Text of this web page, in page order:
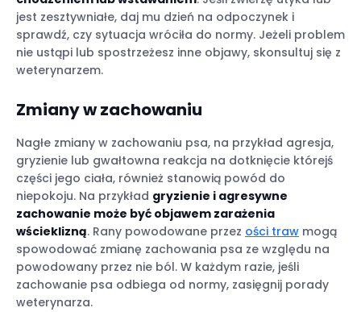
jest zesztywniałe, daj mu dzień na odpoczynek i
sprawdź, czy sytuacja wróciła do normy. Jeżeli problem
nie ustąpi lub spostrzeżesz inne objawy, skonsultuj się z
weterynarzem.
Zmiany w zachowaniu
Nagłe zmiany w zachowaniu psa, na przykład agresja,
gryzienie lub gwałtowna reakcja na dotknięcie którejś
części jego ciała, również stanowią powód do
niepokoju. Na przykład gryzienie i agresywne
zachowanie może być objawem zarażenia
wścieklizną. Rany powodowane przez ości traw mogą
spowodować zmianę zachowania psa ze względu na
powodowany przez nie ból. W każdym razie, jeśli
zachowanie psa odbiega od normy, zasięgnij porady
weterynarza.